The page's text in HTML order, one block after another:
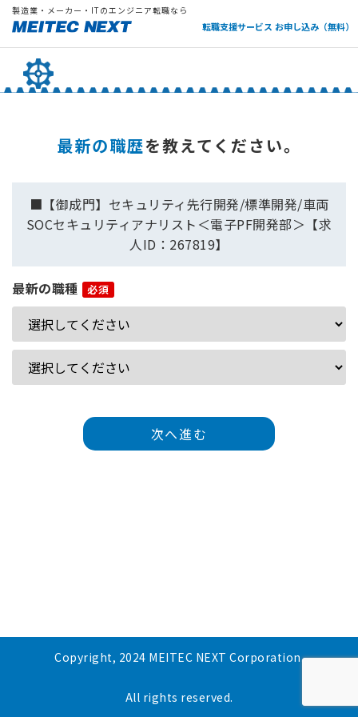
製造業・メーカー・ITのエンジニア転職なら
転職支援サービス お申し込み（無料）
最新の職歴を教えてください。
■【御成門】セキュリティ先行開発/標準開発/車両
SOCセキュリティアナリスト＜電子PF開発部＞【求
人ID：267819】
最新の職種
次へ進む
Copyright, 2024 MEITEC NEXT Corporation.
All rights reserved.